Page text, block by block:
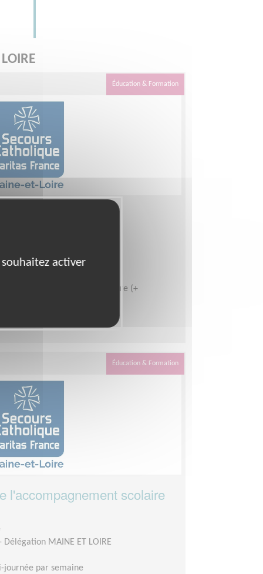
Éducation & Formation
MAINE ET LOIRE
par semaine d'au moins 1 heure (+
Éducation & Formation
l'accompagnement scolaire
MAINE ET LOIRE
journée par semaine
activer